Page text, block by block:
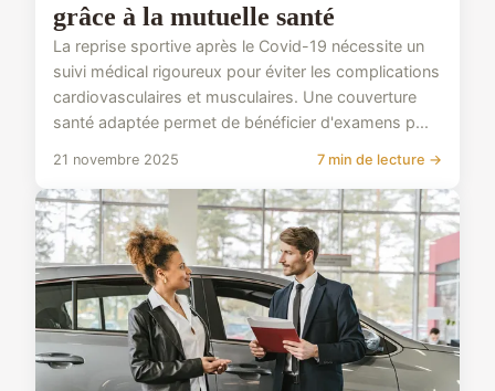
grâce à la mutuelle santé
La reprise sportive après le Covid-19 nécessite un
suivi médical rigoureux pour éviter les complications
cardiovasculaires et musculaires. Une couverture
santé adaptée permet de bénéficier d'examens p...
21 novembre 2025 7 min de lecture →